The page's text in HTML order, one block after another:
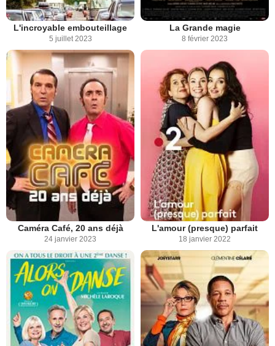
L'incroyable embouteillage
5 juillet 2023
La Grande magie
8 février 2023
Caméra Café, 20 ans déjà
24 janvier 2023
L'amour (presque) parfait
18 janvier 2022